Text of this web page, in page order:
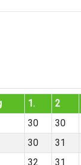
1. 2
30 30
30 31
32 31